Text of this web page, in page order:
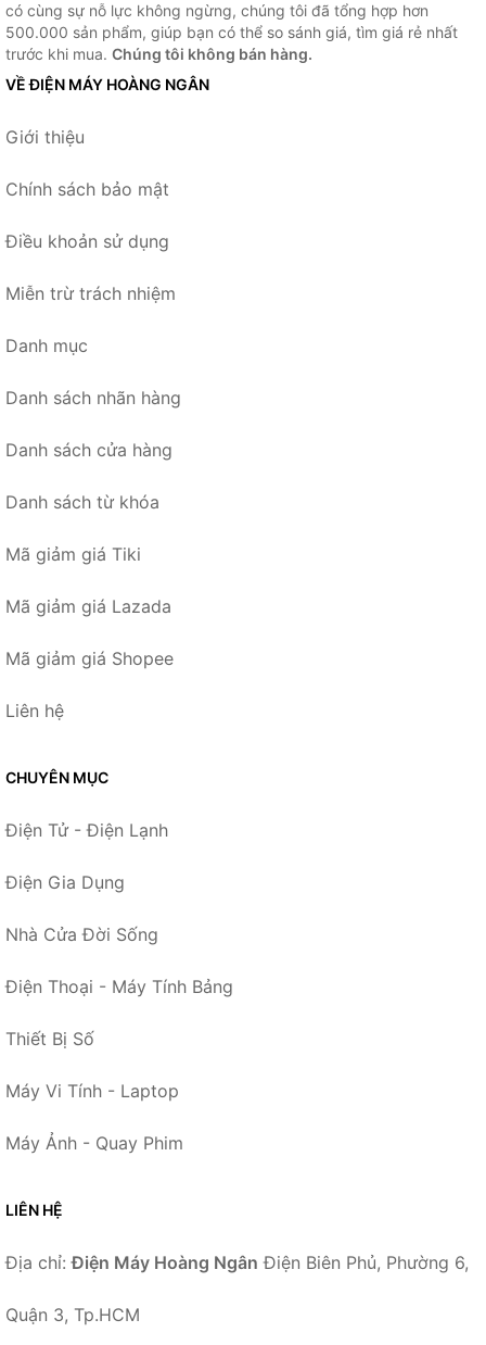
có cùng sự nỗ lực không ngừng, chúng tôi đã tổng hợp hơn
500.000 sản phẩm, giúp bạn có thể so sánh giá, tìm giá rẻ nhất
trước khi mua. Chúng tôi không bán hàng.
VỀ ĐIỆN MÁY HOÀNG NGÂN
Giới thiệu
Chính sách bảo mật
Điều khoản sử dụng
Miễn trừ trách nhiệm
Danh mục
Danh sách nhãn hàng
Danh sách cửa hàng
Danh sách từ khóa
Mã giảm giá Tiki
Mã giảm giá Lazada
Mã giảm giá Shopee
Liên hệ
CHUYÊN MỤC
Điện Tử - Điện Lạnh
Điện Gia Dụng
Nhà Cửa Đời Sống
Điện Thoại - Máy Tính Bảng
Thiết Bị Số
Máy Vi Tính - Laptop
Máy Ảnh - Quay Phim
LIÊN HỆ
Địa chỉ:Điện Máy Hoàng Ngân Điện Biên Phủ, Phường 6,
Quận 3, Tp.HCM